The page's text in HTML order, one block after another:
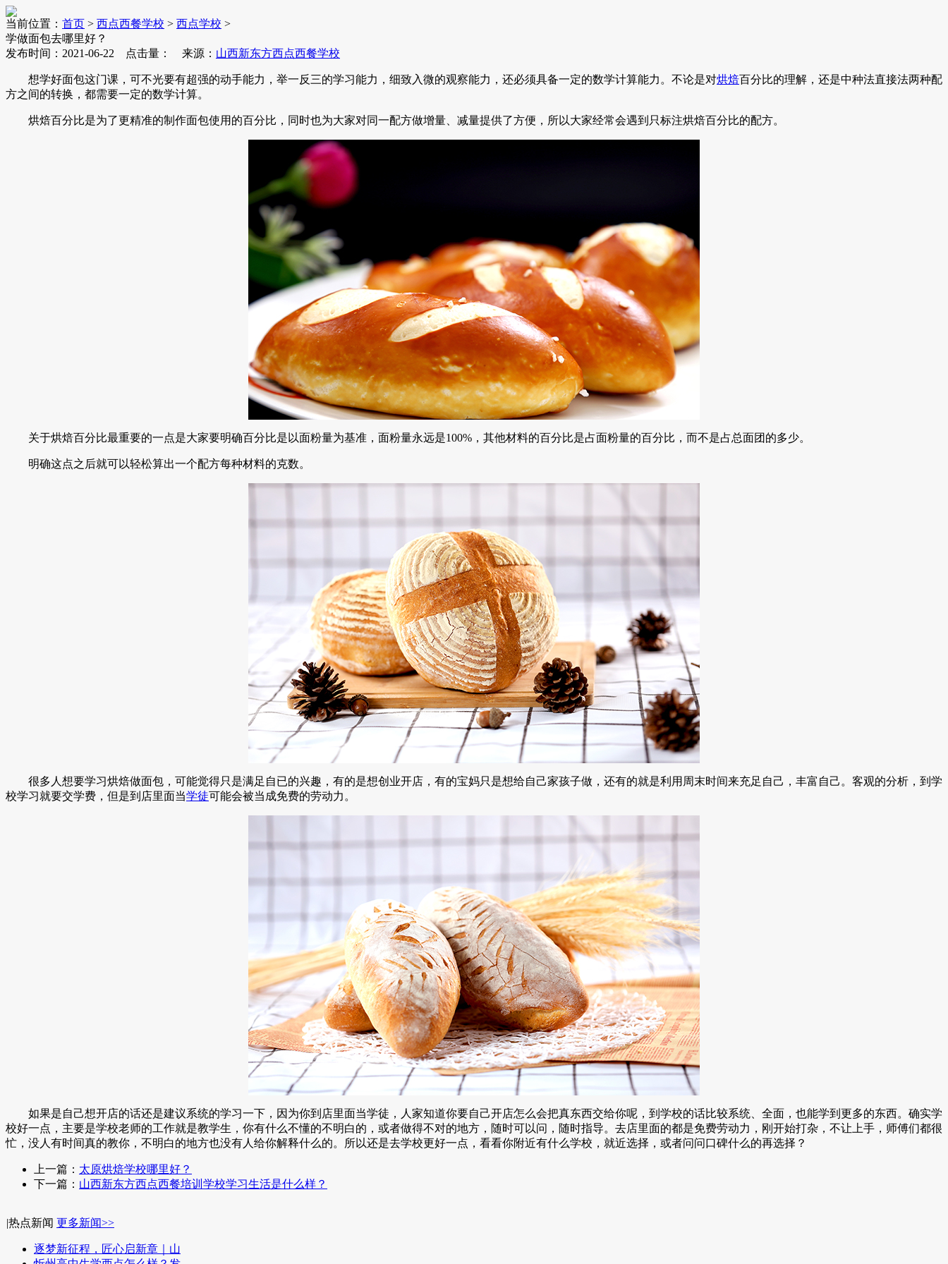
当前位置： 首页 > 西点西餐学校 > 西点学校 >
学做面包去哪里好？
发布时间：2021-06-22 点击量：
来源： 山西新东方西点西餐学校
想学好面包这门课，可不光要有超强的动手能力，举一反三的学习能力，细致入微的观察能力，还必须具备一定的数学计算能力。不论是对烘焙百分比的理解，还是中种法直接法两种配
方之间的转换，都需要一定的数学计算。
烘焙百分比是为了更精准的制作面包使用的百分比，同时也为大家对同一配方做增量、减量提供了方便，所以大家经常会遇到只标注烘焙百分比的配方。
关于烘焙百分比最重要的一点是大家要明确百分比是以面粉量为基准，面粉量永远是100%，其他材料的百分比是占面粉量的百分比，而不是占总面团的多少。
明确这点之后就可以轻松算出一个配方每种材料的克数。
很多人想要学习烘焙做面包，可能觉得只是满足自已的兴趣，有的是想创业开店，有的宝妈只是想给自己家孩子做，还有的就是利用周末时间来充足自己，丰富自己。客观的分析，到学
校学习就要交学费，但是到店里面当学徒可能会被当成免费的劳动力。
如果是自己想开店的话还是建议系统的学习一下，因为你到店里面当学徒，人家知道你要自己开店怎么会把真东西交给你呢，到学校的话比较系统、全面，也能学到更多的东西。确实学
校好一点，主要是学校老师的工作就是教学生，你有什么不懂的不明白的，或者做得不对的地方，随时可以问，随时指导。去店里面的都是免费劳动力，刚开始打杂，不让上手，师傅们都很
忙，没人有时间真的教你，不明白的地方也没有人给你解释什么的。所以还是去学校更好一点，看看你附近有什么学校，就近选择，或者问问口碑什么的再选择？
上一篇： 太原烘焙学校哪里好？
下一篇： 山西新东方西点西餐培训学校学习生活是什么样？
|热点新闻 更多新闻>>
逐梦新征程，匠心启新章｜山